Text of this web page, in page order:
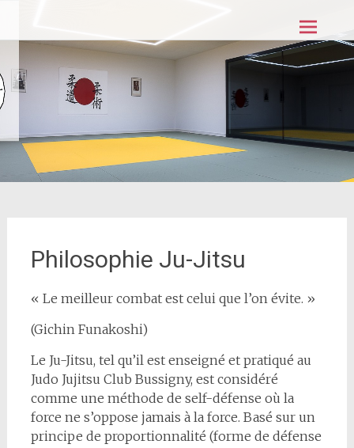
contenu
principal
Philosophie Ju-Jitsu
« Le meilleur combat est celui que l’on évite. »
(Gichin Funakoshi)
Le Ju-Jitsu, tel qu’il est enseigné et pratiqué au
Judo Jujitsu Club Bussigny, est considéré
comme une méthode de self-défense où la
force ne s’oppose jamais à la force. Basé sur un
principe de proportionnalité (forme de défense